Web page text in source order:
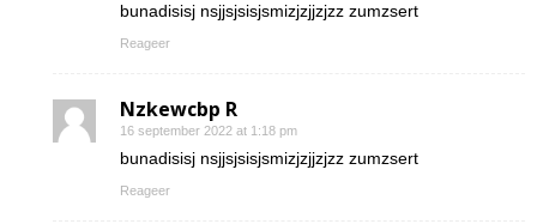
bunadisisj nsjjsjsisjsmizjzjjzjzz zumzsert
Reageer
Nzkewcbp R
16 september 2022 at 1:18 pm
bunadisisj nsjjsjsisjsmizjzjjzjzz zumzsert
Reageer